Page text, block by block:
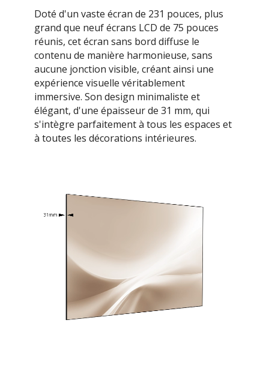
Doté d'un vaste écran de 231 pouces, plus
grand que neuf écrans LCD de 75 pouces
réunis, cet écran sans bord diffuse le
contenu de manière harmonieuse, sans
aucune jonction visible, créant ainsi une
expérience visuelle véritablement
immersive. Son design minimaliste et
élégant, d'une épaisseur de 31 mm, qui
s'intègre parfaitement à tous les espaces et
à toutes les décorations intérieures.​